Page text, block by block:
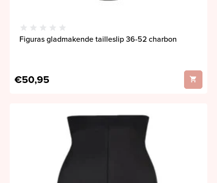
Figuras gladmakende tailleslip 36-52 charbon
€50,95